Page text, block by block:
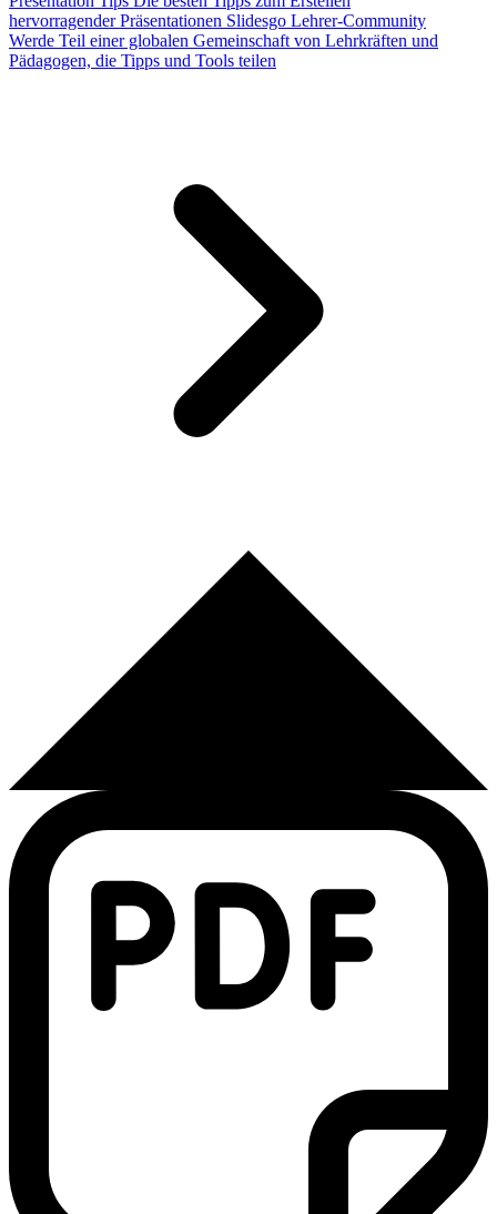
hervorragender Präsentationen Slidesgo Lehrer-Community
Werde Teil einer globalen Gemeinschaft von Lehrkräften und
Pädagogen, die Tipps und Tools teilen